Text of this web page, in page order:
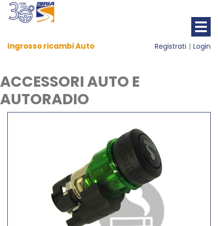
Ingrosso ricambi Auto Registrati Login
ACCESSORI AUTO E
AUTORADIO